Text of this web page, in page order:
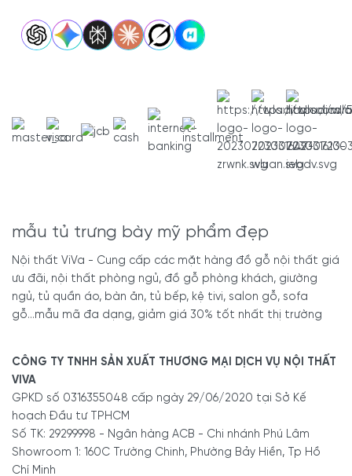
mẫu tủ trưng bày mỹ phẩm đẹp
Nội thất ViVa - Cung cấp các mặt hàng đồ gỗ nội thất giá
ưu đãi, nội thất phòng ngủ, đồ gỗ phòng khách, giường
ngủ, tủ quần áo, bàn ăn, tủ bếp, kệ tivi, salon gỗ, sofa
gỗ...mẫu mã đa dạng, giảm giá 30% tốt nhất thị trường
CÔNG TY TNHH SẢN XUẤT THƯƠNG MẠI DỊCH VỤ NỘI THẤT
VIVA
GPKD số 0316355048 cấp ngày 29/06/2020 tại Sở Kế
hoạch Đầu tư TPHCM
Số TK: 29299998 - Ngân hàng ACB - Chi nhánh Phú Lâm
Showroom 1: 160C Trường Chinh, Phường Bảy Hiền, Tp Hồ
Chí Minh